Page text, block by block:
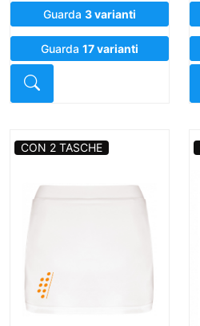
Guarda 3 varianti
Guarda 17 varianti
CON 2 TASCHE